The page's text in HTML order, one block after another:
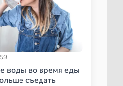
воды во время еды
съедать